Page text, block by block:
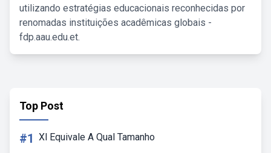
utilizando estratégias educacionais reconhecidas por
renomadas instituições acadêmicas globais -
fdp.aau.edu.et.
Top Post
#1 Xl Equivale A Qual Tamanho